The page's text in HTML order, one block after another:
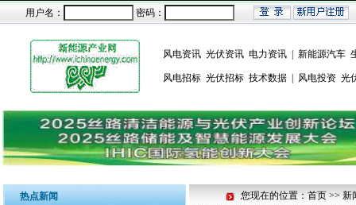
用户名： 密码：
风电资讯 光伏资讯 电力资讯 新能源汽车
风电招标 光伏招标 技术数据 风电投资 光
热点新闻 您现在的位置：首页 >> 新